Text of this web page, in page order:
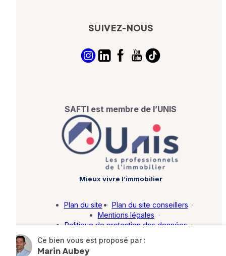
Ce bien vous est proposé par :
Marin Aubey
SUIVEZ-NOUS
SAFTI est membre de l’UNIS
Mieux vivre l’immobilier
Plan du site · Plan du site conseillers ·
Mentions légales ·
Politique de protection des données ·